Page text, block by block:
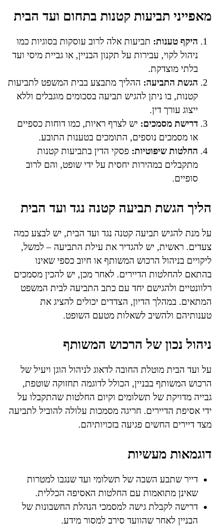
מאפייני תביעות קטנות בתחום ועד הבית
היקף טענות: תביעות אלה לרוב עוסקות בסוגיות כמו
ניהול לקוי, עבירות על תקנון הבניין, או גביית מיסי ועד
בלתי מוצדקת.
הגשת התביעה: ההליך מתבצע בבית המשפט לתביעות
קטנות, בו ניתן להגיש תביעה בסכומים מוגבלים וללא
ייצוג עורך דין.
דרישת מסמכים: יש לצרף ראיות, כמו דוחות כספיים
או מסמכים נוספים, התומכים בטענות התובע.
החלטות שיפוטיות: פסקי הדין בתביעות קטנות
מתקבלים במהירות יחסית על ידי שופט, והם לרוב
סופיים.
הליך הגשת תביעה קטנה נגד ועד הבית
על מנת להגיש תביעה קטנה נגד ועד הבית, יש לבצע כמה
צעדים. ראשית, יש להגדיר את עילת התביעה – למשל,
ליקויים בניהול הרכוש המשותף או חיוב כספי שאינו
בהתאם להחלטות הדיירים. לאחר מכן, יש להכין מסמכים
רלוונטיים ולהגישם יחד עם כתב התביעה לבית המשפט
המתאים. במהלך הדיון, הצדדים יכולים להציג את
טענותיהם ולהשיב לשאלות מטעם השופט.
ניהול נכון של הרכוש המשותף
על ועד הבית מוטלת החובה לדאוג לניהול הוגן ויעיל של
הרכוש המשותף בבניין, הכולל לדוגמה תחזוקה שוטפת,
גבייה מדויקת של תשלומים וקיום החלטות שהתקבלו על
ידי אסיפת הדיירים. חריגה מסמכות עלולה להוביל לתביעה
מצד דיירים החשים פגיעה בזכויותיהם.
דוגמאות מעשיות
דייר שתבע השבה של תשלומי ועד שנגבו למטרות
שאינן מתואמות עם החלטות האסיפה הכללית.
דרישה לקבלת גישה למסמכי הנהלת החשבונות של
הבניין לאחר שהוועד סירב למסור מידע.